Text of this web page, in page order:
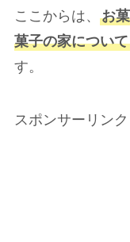
ここからは、 お
菓子の家について
す。
スポンサーリンク